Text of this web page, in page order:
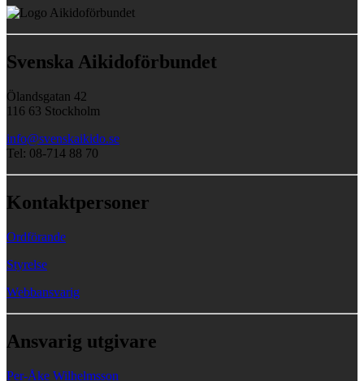
Svenska Aikidoförbundet
Ölandsgatan 42
116 63 Stockholm
info@svenskaikido.se
Tel: 08-714 88 70
Kontaktpersoner
Ordförande
Styrelse
Webbansvarig
Ansvarig utgivare
Per-Åke Wilhelmsson